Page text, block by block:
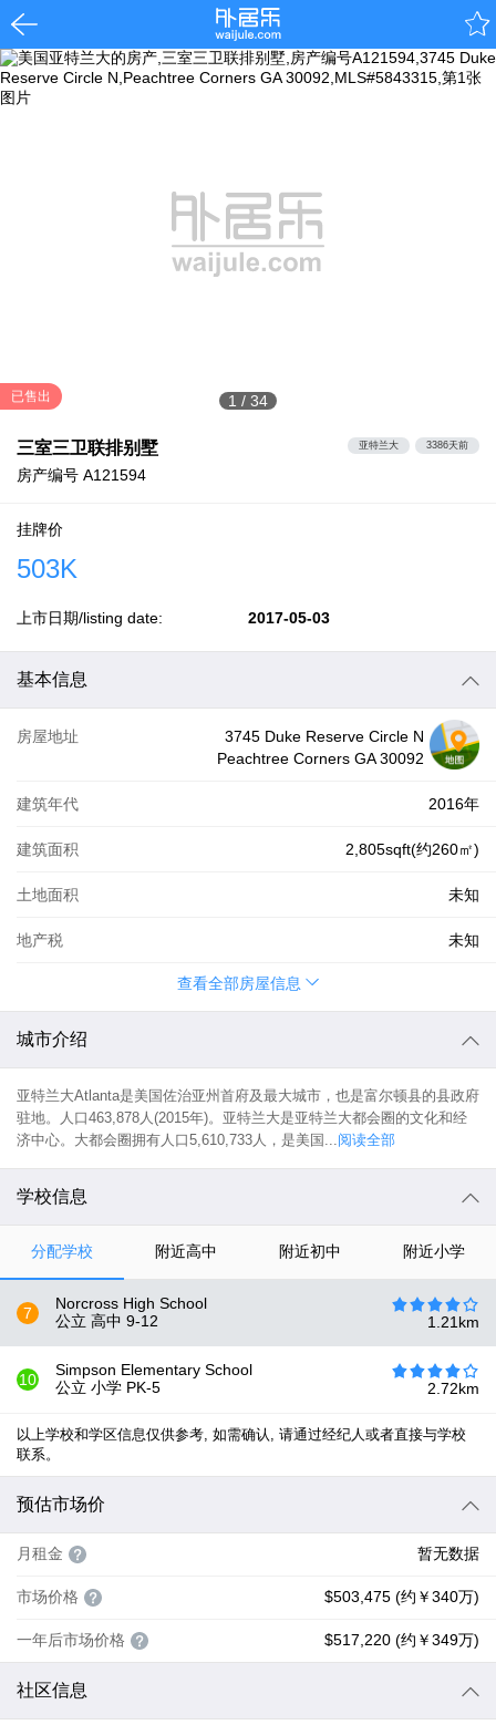
1 / 34
已售出
三室三卫联排别墅
房产编号 A121594
亚特兰大 3386天前
挂牌价
503K
上市日期/listing date: 2017-05-03
基本信息
房屋地址
3745 Duke Reserve Circle N
Peachtree Corners GA 30092
建筑年代 2016年
建筑面积 2,805sqft(约260㎡)
土地面积 未知
地产税 未知
查看全部房屋信息
城市介绍
亚特兰大Atlanta是美国佐治亚州首府及最大城市，也是富尔顿县的县政府
驻地。人口463,878人(2015年)。亚特兰大是亚特兰大都会圈的文化和经
济中心。大都会圈拥有人口5,610,733人，是美国...阅读全部
学校信息
分配学校 附近高中 附近初中 附近小学
7
Norcross High School
公立 高中 9-12 1.21 km
10
Simpson Elementary School
公立 小学 PK-5 2.72km
以上学校和学区信息仅供参考, 如需确认, 请通过经纪人或者直接与学校
联系。
预估市场价
月租金 暂无数据
市场价格 $503,475 (约￥340万)
一年后市场价格 $517,220 (约￥349万)
社区信息